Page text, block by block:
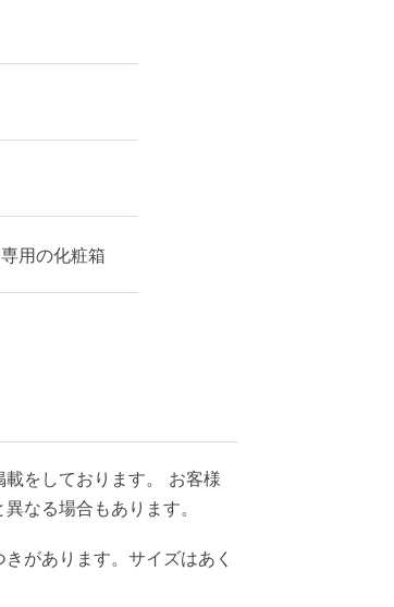
用の化粧箱
をしております。 お客様
なる場合もあります。
があります。サイズはあく